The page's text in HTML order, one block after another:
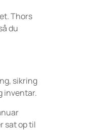
Thors
du
sikring
inventar.
sat op til